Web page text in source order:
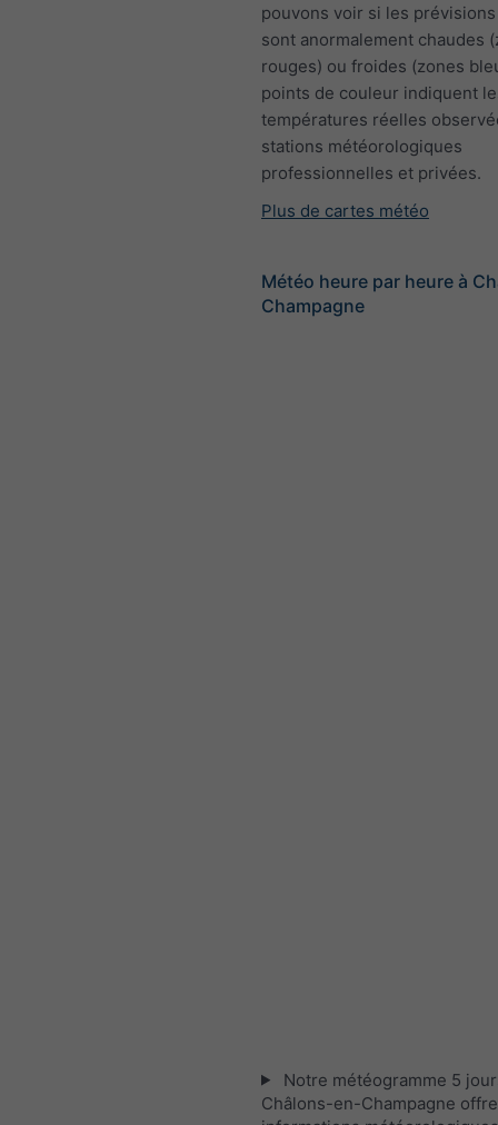
pouvons voir si les
sont anormalement chaudes
rouges) ou froides (zones
points de couleur indiquent
températures réelles
stations météorologiques
professionnelles et privées.
Plus de cartes météo
Météo heure par heure à
Champagne
Notre météogramme 5
Châlons-en-Champagne